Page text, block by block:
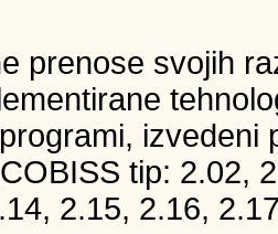
prenose svojih
izvedeni
tip: 2.02,
2.15, 2.16,